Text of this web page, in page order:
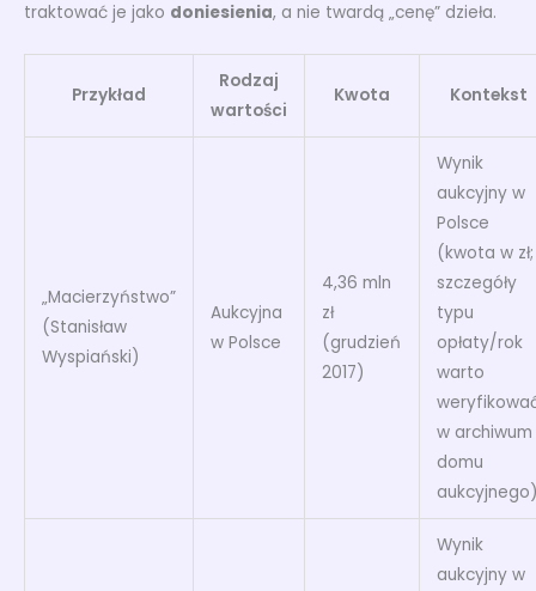
traktować je jako doniesienia, a nie twardą „cenę” dzieła.
Przykład
Rodzaj
wartości
Kwota Kontekst
„Macierzyństwo”
(Stanisław
Wyspiański)
Aukcyjna
w Polsce
4,36 mln
zł
(grudzień
2017)
Wynik
aukcyjny w
Polsce
(kwota w zł;
szczegóły
typu
opłaty/rok
warto
w archiwum
domu
Wynik
aukcyjny w